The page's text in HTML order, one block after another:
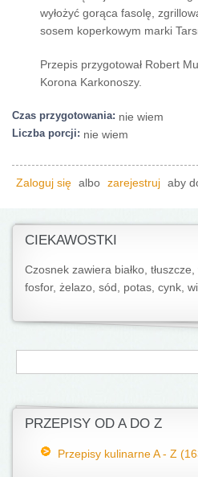
wyłożyć gorąca fasolę,
sosem koperkowym marki
Przepis przygotował Robert
Korona Karkonoszy.
Czas przygotowania: nie wiem
Liczba porcji: nie wiem
Zaloguj się albo zarejestruj aby
CIEKAWOSTKI
Czosnek zawiera białko,
fosfor, żelazo, sód, potas, cynk,
Formularz wyszukiwania
Szukaj
PRZEPISY OD A DO Z
Przepisy kulinarne A - Z